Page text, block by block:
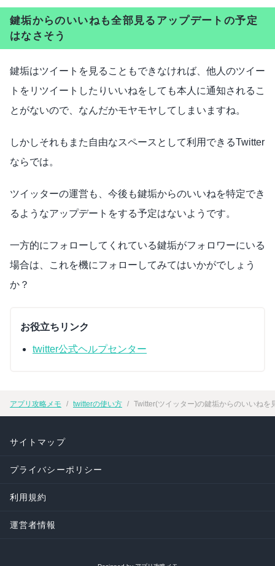
鍵垢からのいいねも全部見るアップデートの予定
はなさそう
鍵垢はツイートを見ることもできなければ、他人のツイー
トをリツイートしたりいいねをしても本人に通知されるこ
とがないので、なんだかモヤモヤしてしまいますね。
しかしそれもまた自由なスペースとして利用できるTwitter
ならでは。
ツイッターの運営も、今後も鍵垢からのいいねを特定でき
るようなアップデートをする予定はないようです。
一方的にフォローしてくれている鍵垢がフォロワーにいる
場合は、これを機にフォローしてみてはいかがでしょう
か？
お役立ちリンク
twitter公式ヘルプセンター
アプリ攻略メモ twitterの使い方 Twitter(ツイッター)の鍵垢からのいいね
サイトマップ
プライバシーポリシー
利用規約
運営者情報